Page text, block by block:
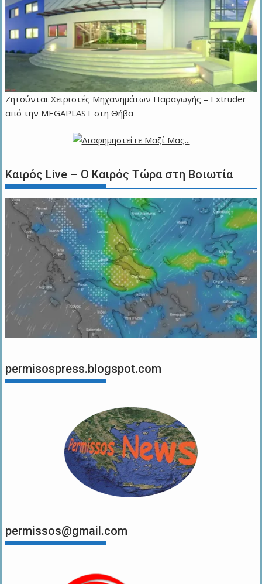
Zητούνται Χειριστές Μηχανημάτων Παραγωγής – Extruder
από την MEGAPLAST στη Θήβα
Καιρός Live – Ο Καιρός Τώρα στη Βοιωτία
permisospress.blogspot.com
permissos@gmail.com